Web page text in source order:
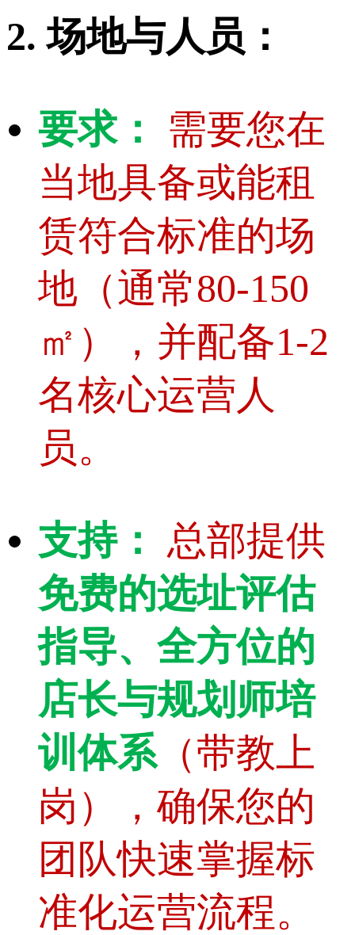
2. 场地与人员：
要求：
需要您在
当地具备或能租
赁符合标准的场
地（通常80-150
㎡），并配备1-2
名核心运营人
员。
支持：
总部提供
免费的选址评估
指导、全方位的
店长与规划师培
训体系（带教上
岗），确保您的
团队快速掌握标
准化运营流程。